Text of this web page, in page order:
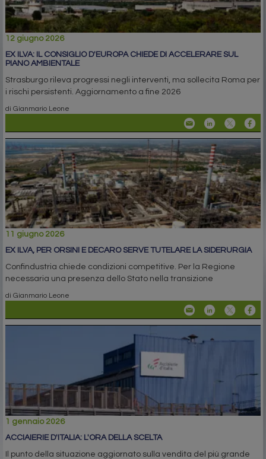
12 giugno 2026
EX ILVA: IL CONSIGLIO D'EUROPA CHIEDE DI ACCELERARE SUL
PIANO AMBIENTALE
Strasburgo rileva progressi negli interventi, ma sollecita Roma per
i rischi persistenti. Aggiornamento a fine 2026
di Gianmario Leone
11 giugno 2026
EX ILVA, PER ORSINI E DECARO SERVE TUTELARE LA SIDERURGIA
Confindustria chiede condizioni competitive. Per la Regione
necessaria una presenza dello Stato nella transizione
di Gianmario Leone
1 gennaio 2026
ACCIAIERIE D'ITALIA: L'ORA DELLA SCELTA
Il punto della situazione aggiornato sulla vendita del più grande